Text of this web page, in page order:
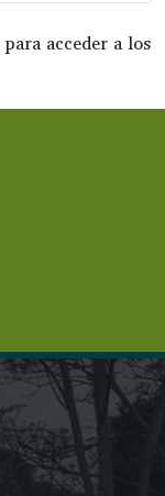
para acceder a los